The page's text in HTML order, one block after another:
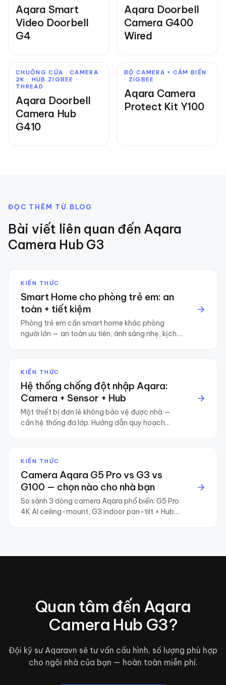
Aqara Smart
Video Doorbell
G4
Aqara Doorbell
Camera G400
Wired
CHUÔNG CỬA · CAMERA
2K · HUB ZIGBEE ·
THREAD
Aqara Doorbell
Camera Hub
G410
BỘ CAMERA + CẢM BIẾN
· ZIGBEE
Aqara Camera
Protect Kit Y100
ĐỌC THÊM TỪ BLOG
Bài viết liên quan đến Aqara
Camera Hub G3
KIẾN THỨC
Smart Home cho phòng trẻ em: an
toàn + tiết kiệm
Phòng trẻ em cần smart home khác phòng
người lớn — an toàn ưu tiên, ánh sáng nhẹ, kịch
KIẾN THỨC
Hệ thống chống đột nhập Aqara:
Camera + Sensor + Hub
Một thiết bị đơn lẻ không bảo vệ được nhà —
cần hệ thống đa lớp. Hướng dẫn quy hoạch
KIẾN THỨC
Camera Aqara G5 Pro vs G3 vs
G100 — chọn nào cho nhà bạn
So sánh 3 dòng camera Aqara phổ biến: G5 Pro
4K AI ceiling-mount, G3 indoor pan-tilt + Hub
Quan tâm đến Aqara
Camera Hub G3?
Đội kỹ sư Aqaravn sẽ tư vấn cấu hình, số lượng phù hợp
cho ngôi nhà của bạn — hoàn toàn miễn phí.